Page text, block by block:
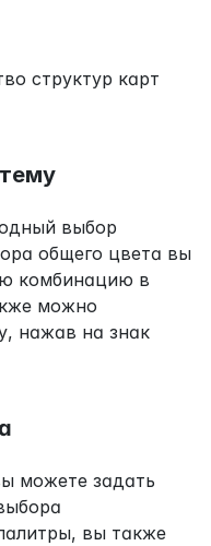
структур карт
выбор
общего цвета вы
комбинацию в
можно
нажав на знак
можете задать
вы также